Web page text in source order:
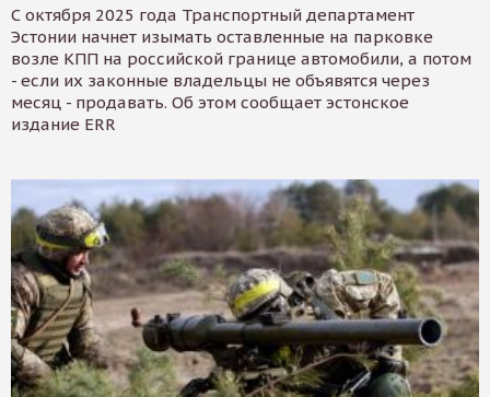
С октября 2025 года Транспортный департамент
Эстонии начнет изымать оставленные на парковке
возле КПП на российской границе автомобили, а потом
- если их законные владельцы не объявятся через
месяц - продавать. Об этом сообщает эстонское
издание ERR